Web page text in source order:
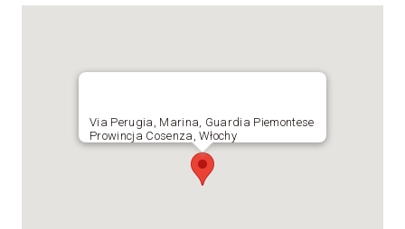
Via Perugia, Marina, Guardia Piemontese
Prowincja Cosenza, Włochy